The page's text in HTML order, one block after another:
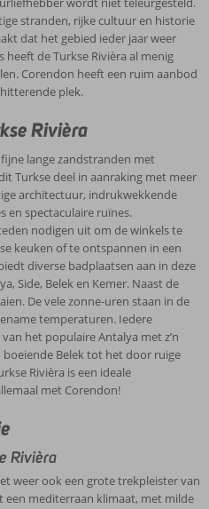
stranden, rijke cultuur en historie
dat het gebied ieder jaar weer
de Turkse Rivièra al menig
Corendon heeft een ruim aanbod
plek.
Rivièra
lange zandstranden met
Turkse deel in aanraking met meer
architectuur, indrukwekkende
en spectaculaire ruïnes.
nodigen uit om de winkels te
keuken of te ontspannen in een
diverse badplaatsen aan in deze
Side, Belek en Kemer. Naast de
De vele zonne-uren staan in de
temperaturen. Iedere
het populaire Antalya met z’n
boeiende Belek tot het door ruige
Rivièra is een ideale
met Corendon!
Rivièra
weer ook een grote trekpleister van
een mediterraan klimaat, met milde